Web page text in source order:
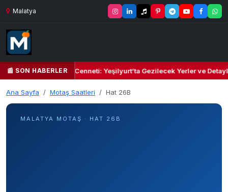
Malatya
📰 SON HABERLER
Yeşil Kalbi ve Kültür Cenneti: Yeşilyurt’ta Gezilecek Yerler ve
Ana Sayfa Motaş Saatleri Hat 26B
MALATYA MOTAŞ · HAT 26B